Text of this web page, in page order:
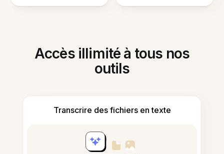
Accès illimité à tous nos
outils
Transcrire des fichiers en texte